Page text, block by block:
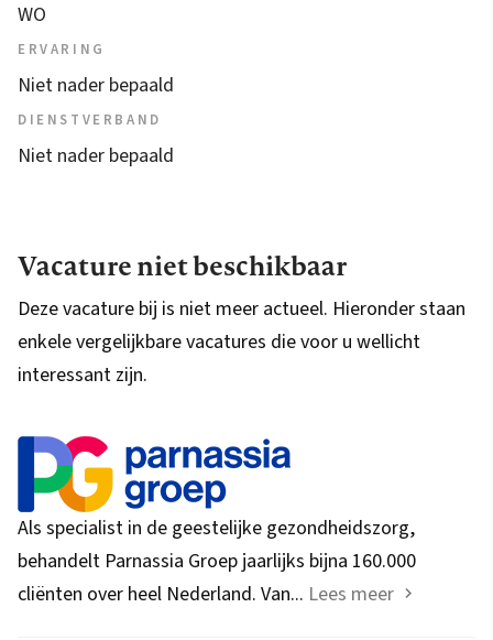
WO
ERVARING
Niet nader bepaald
DIENSTVERBAND
Niet nader bepaald
Vacature niet beschikbaar
Deze vacature bij is niet meer actueel. Hieronder staan
enkele vergelijkbare vacatures die voor u wellicht
interessant zijn.
Als specialist in de geestelijke gezondheidszorg,
behandelt Parnassia Groep jaarlijks bijna 160.000
cliënten over heel Nederland. Van... Lees meer